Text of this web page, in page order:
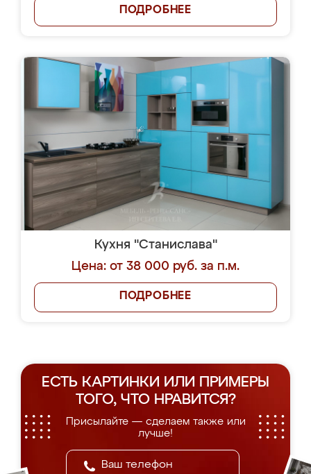
ПОДРОБНЕЕ
Кухня "Станислава"
Цена: от 38 000 руб. за п.м.
ПОДРОБНЕЕ
ЕСТЬ КАРТИНКИ ИЛИ ПРИМЕРЫ
ТОГО, ЧТО НРАВИТСЯ?
Присылайте — сделаем также или
лучше!